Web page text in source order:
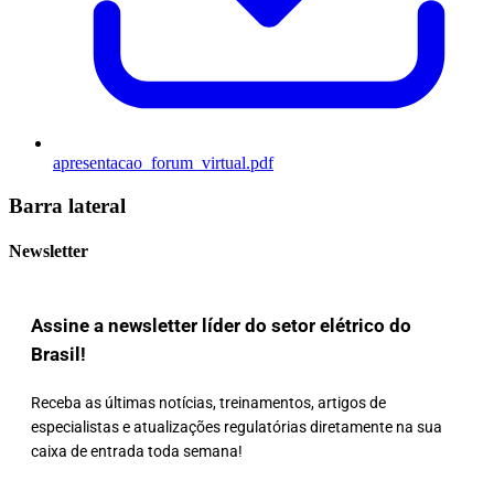
apresentacao_forum_virtual.pdf
Barra lateral
Newsletter
Assine a newsletter líder do setor elétrico do
Brasil!
Receba as últimas notícias, treinamentos, artigos de
especialistas e atualizações regulatórias diretamente na sua
caixa de entrada toda semana!